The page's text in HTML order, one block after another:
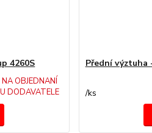
4260S
NA OBJEDNANÍ
U DODAVATELE
Přední výztuha
/ks